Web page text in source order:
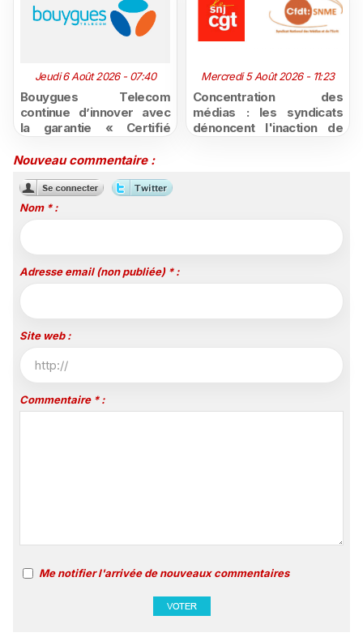
Jeudi 6 Août 2026 - 07:40
Bouygues Telecom
continue d’innover avec
la garantie « Certifié
»
Mercredi 5 Août 2026 - 11:23
Concentration des
médias : les syndicats
dénoncent l'inaction de
Nouveau commentaire :
Nom * :
Adresse email (non publiée) * :
Site web :
Commentaire * :
Me notifier l'arrivée de nouveaux commentaires